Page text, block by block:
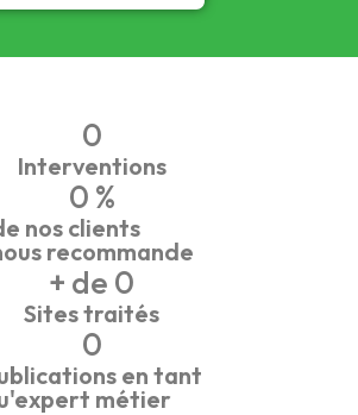
Interventions
0
nos clients
recommande
0 %
Sites traités
+ de 0
en tant
métier
0